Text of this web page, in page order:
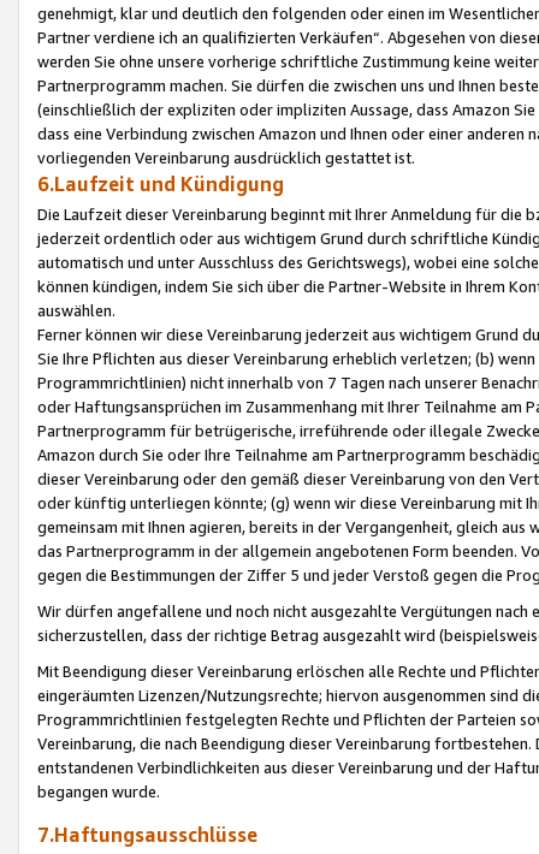
genehmigt, klar und deutlich den folgenden oder einen im
Partner verdiene ich an qualifizierten Verkäufen“. Abgesehen von
werden Sie ohne unsere vorherige schriftliche Zustimmung keine
Partnerprogramm machen. Sie dürfen die zwischen uns und Ihnen
(einschließlich der expliziten oder impliziten Aussage, dass Amazon
dass eine Verbindung zwischen Amazon und Ihnen oder einer
vorliegenden Vereinbarung ausdrücklich gestattet ist.
6.Laufzeit und Kündigung
Die Laufzeit dieser Vereinbarung beginnt mit Ihrer Anmeldung für die
jederzeit ordentlich oder aus wichtigem Grund durch schriftliche
automatisch und unter Ausschluss des Gerichtswegs), wobei eine
können kündigen, indem Sie sich über die Partner-Website in Ihrem
auswählen.
Ferner können wir diese Vereinbarung jederzeit aus wichtigem Grund
Sie Ihre Pflichten aus dieser Vereinbarung erheblich verletzen; (b)
Programmrichtlinien) nicht innerhalb von 7 Tagen nach unserer
oder Haftungsansprüchen im Zusammenhang mit Ihrer Teilnahme am
Partnerprogramm für betrügerische, irreführende oder illegale
Amazon durch Sie oder Ihre Teilnahme am Partnerprogramm
dieser Vereinbarung oder den gemäß dieser Vereinbarung von den
oder künftig unterliegen könnte; (g) wenn wir diese Vereinbarung mit
gemeinsam mit Ihnen agieren, bereits in der Vergangenheit, gleich
das Partnerprogramm in der allgemein angebotenen Form beenden.
gegen die Bestimmungen der Ziffer 5 und jeder Verstoß gegen die
Wir dürfen angefallene und noch nicht ausgezahlte Vergütungen
sicherzustellen, dass der richtige Betrag ausgezahlt wird
Mit Beendigung dieser Vereinbarung erlöschen alle Rechte und
eingeräumten Lizenzen/Nutzungsrechte; hiervon ausgenommen sind
Programmrichtlinien festgelegten Rechte und Pflichten der Parteien
Vereinbarung, die nach Beendigung dieser Vereinbarung
entstandenen Verbindlichkeiten aus dieser Vereinbarung und der
begangen wurde.
7.Haftungsausschlüsse